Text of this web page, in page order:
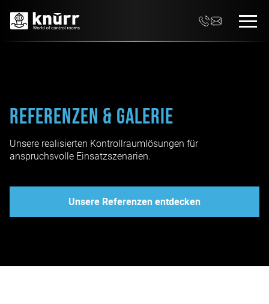
Referenzen & Galerie
Unsere realisierten Kontrollraumlösungen für
anspruchsvolle Einsatzszenarien.
Unsere Referenzen entdecken